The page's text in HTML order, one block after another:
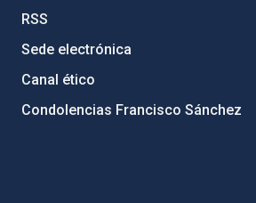
RSS
Sede electrónica
Canal ético
Condolencias Francisco Sánchez